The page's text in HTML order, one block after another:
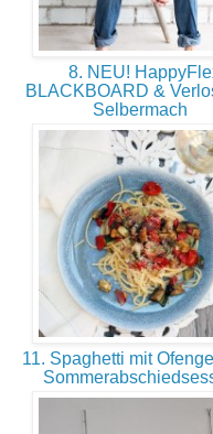
8. NEU!
BLACKBOARD &
Selbermach
11. Spaghetti mit